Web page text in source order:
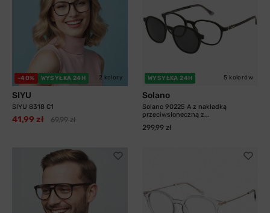
-40% WYSYŁKA 24H 2 kolory
SIYU
SIYU 8318 C1
41,99 zł 69,99 zł
WYSYŁKA 24H 5 kolorów
Solano
Solano 90225 A z nakładką
przeciwsłoneczną z...
299,99 zł